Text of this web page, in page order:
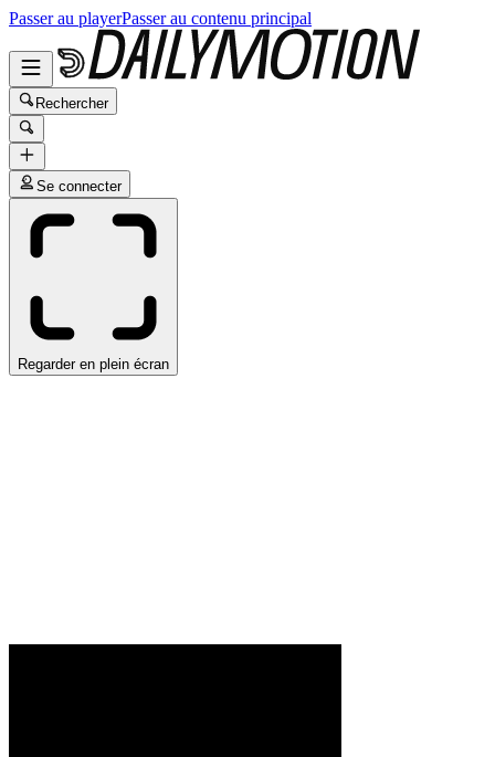
Passer au playerPasser au contenu principal
Rechercher
Se connecter
Regarder en plein écran